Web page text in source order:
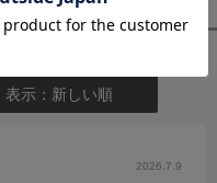
表示：新しい順
2026.7.9